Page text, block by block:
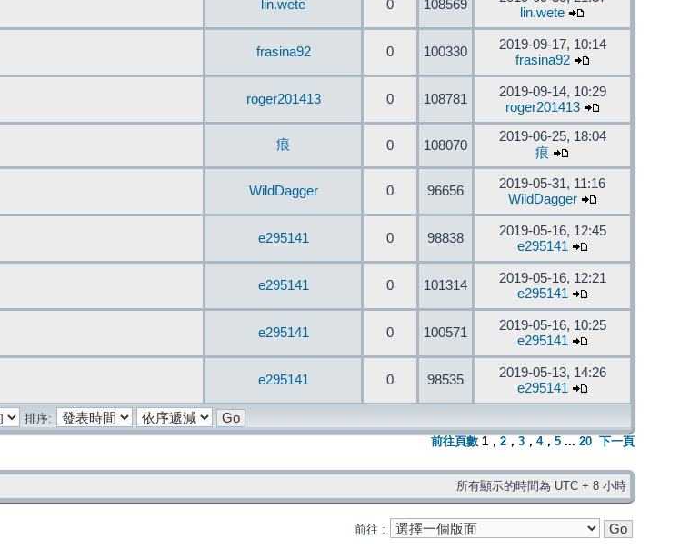
lin.wete 0 108569
lin.wete
frasina92 0 100330
2019-09-17, 10:14
frasina92
roger201413 0 108781
2019-09-14, 10:29
roger201413
痕 0 108070
2019-06-25, 18:04
痕
WildDagger 0 96656
2019-05-31, 11:16
WildDagger
e295141 0 98838
2019-05-16, 12:45
e295141
e295141 0 101314
2019-05-16, 12:21
e295141
e295141 0 100571
2019-05-16, 10:25
e295141
e295141 0 98535
2019-05-13, 14:26
e295141
排序:
前往頁數 1 ， 2 ， 3 ， 4， 5 ... 20 下一頁
所有顯示的時間為 UTC + 8 小時
前往 :